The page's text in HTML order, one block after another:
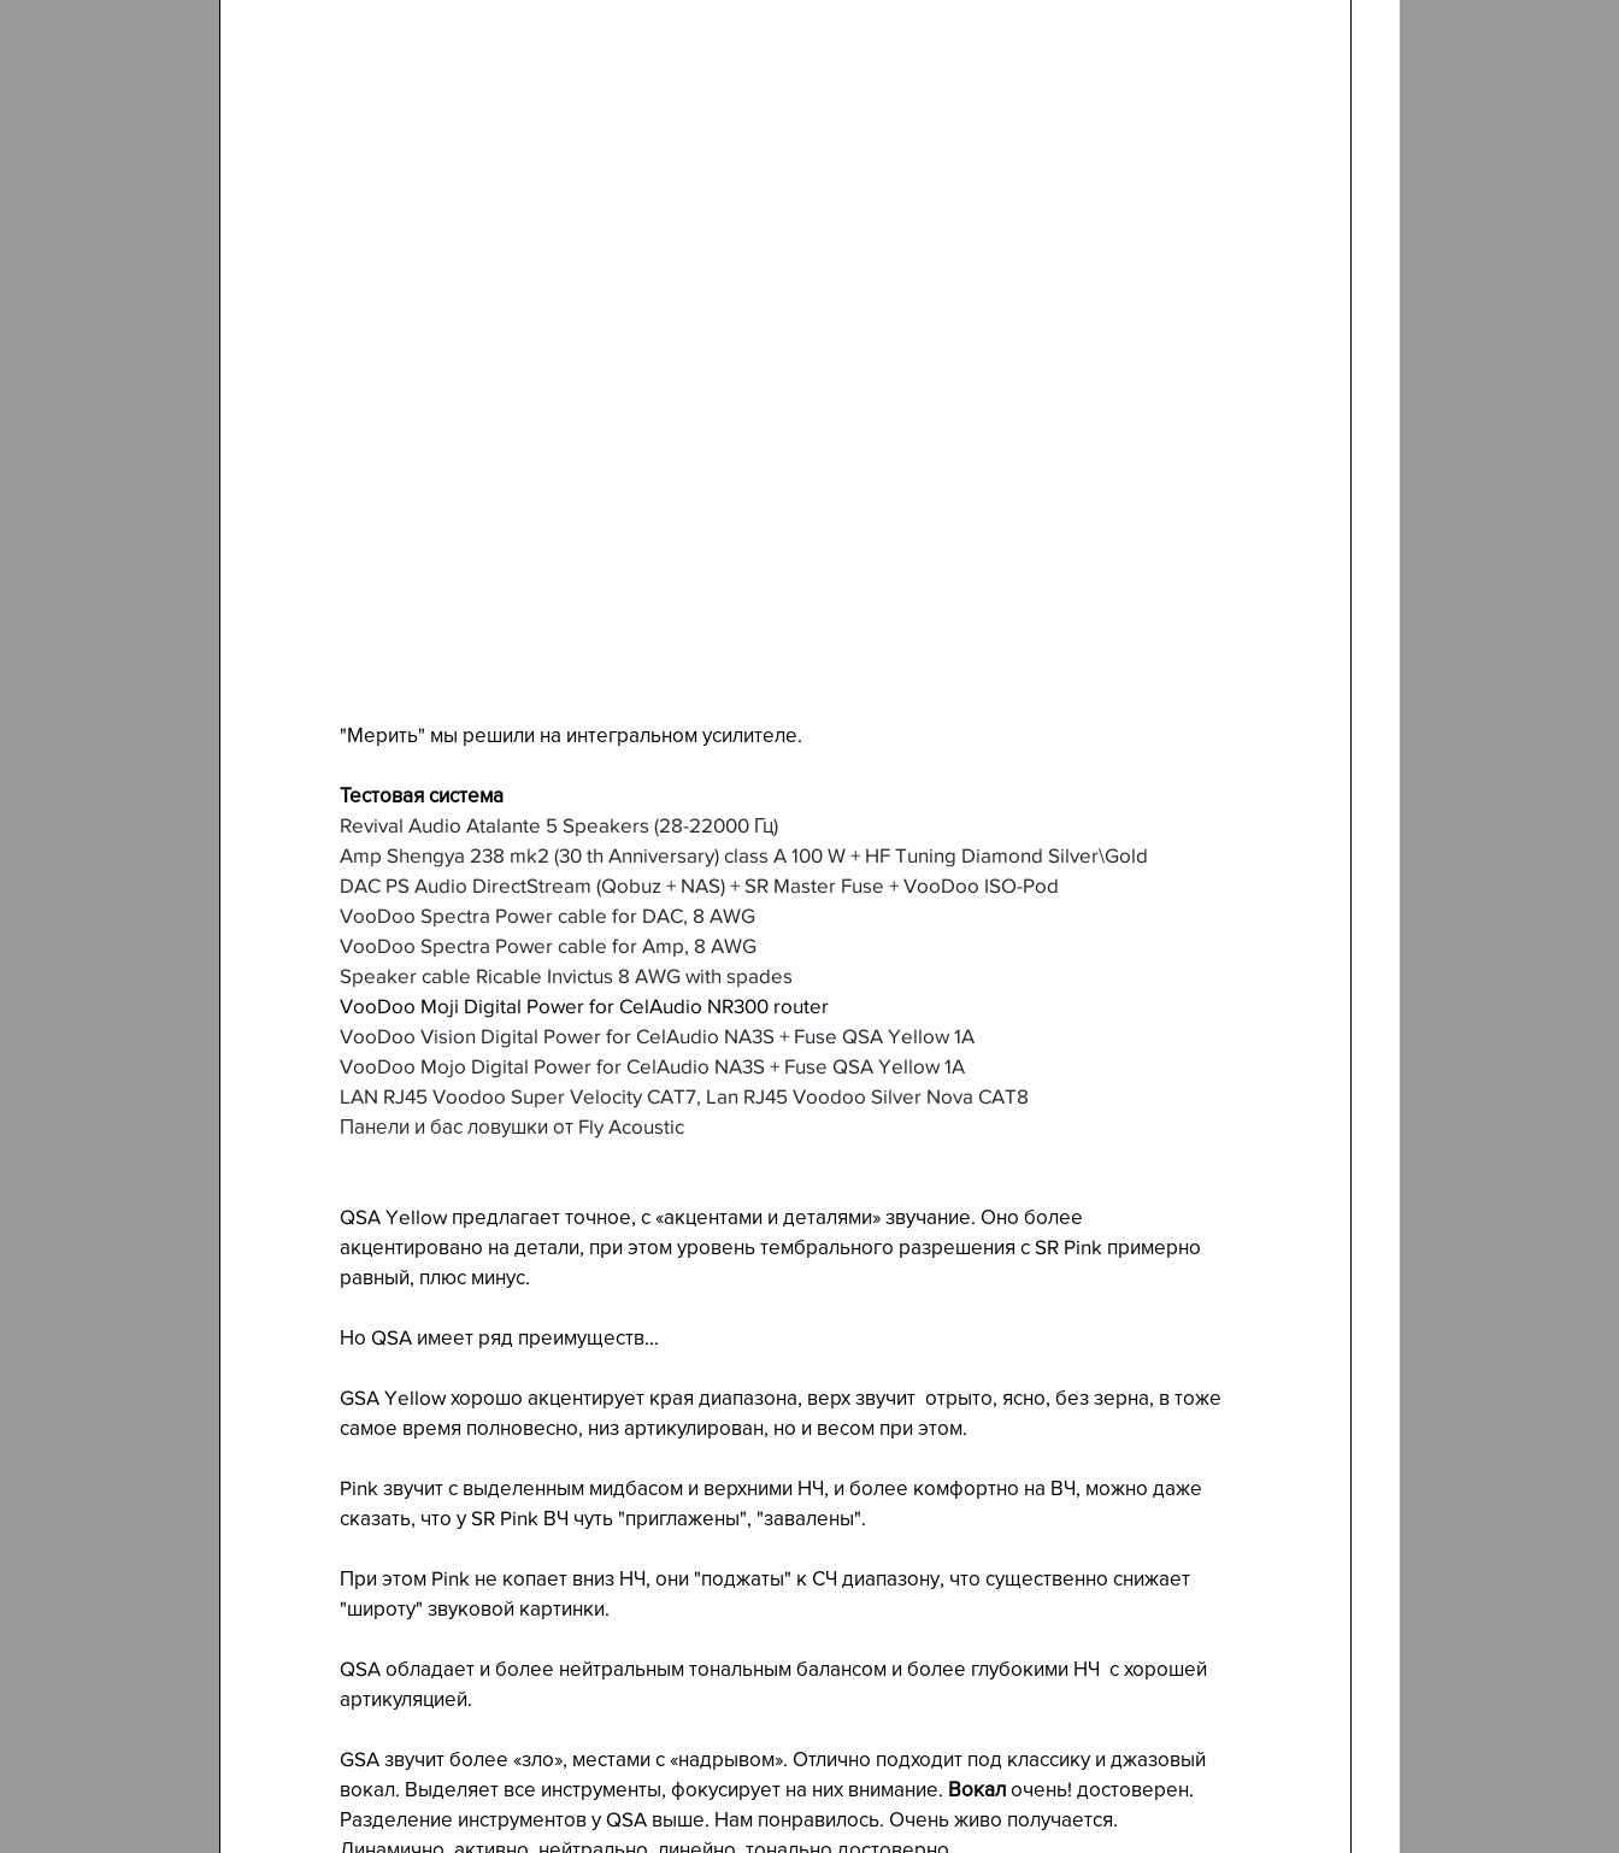
"Мерить" мы решили на интегральном усилителе.
Тестовая система
Revival Audio Atalante 5 Speakers (28-22000 Гц)
Amp Shengya 238 mk2 (30 th Anniversary) class A 100 W + HF Tuning Diamond Silver\Gold
DAC PS Audio DirectStream (Qobuz + NAS) + SR Master Fuse + VooDoo ISO-Pod
VooDoo Spectra Power cable for DAC, 8 AWG
VooDoo Spectra Power cable for Amp, 8 AWG
Speaker cable Ricable Invictus 8 AWG with spades
VooDoo Moji Digital Power for CelAudio NR300 router
VooDoo Vision Digital Power for CelAudio NA3S + Fuse QSA Yellow 1A
VooDoo Mojo Digital Power for CelAudio NA3S + Fuse QSA Yellow 1A
LAN RJ45 Voodoo Super Velocity CAT7, Lan RJ45 Voodoo Silver Nova CAT8
Панели и бас ловушки от Fly Acoustic
QSA Yellow предлагает точное, с «акцентами и деталями» звучание. Оно более
акцентировано на детали, при этом уровень тембрального разрешения с SR Pink примерно
равный, плюс минус.
Но QSA имеет ряд преимуществ...
GSA Yellow хорошо акцентирует края диапазона, верх звучит  отрыто, ясно, без зерна, в тоже
самое время полновесно, низ артикулирован, но и весом при этом.
Pink звучит с выделенным мидбасом и верхними НЧ, и более комфортно на ВЧ, можно даже
сказать, что у SR Pink ВЧ чуть "приглажены", "завалены".
При этом Pink не копает вниз НЧ, они "поджаты" к СЧ диапазону, что существенно снижает
"широту" звуковой картинки.
QSA обладает и более нейтральным тональным балансом и более глубокими НЧ  с хорошей
артикуляцией.
GSA звучит более «зло», местами с «надрывом». Отлично подходит под классику и джазовый
вокал. Выделяет все инструменты, фокусирует на них внимание. Вокал очень! достоверен.
Разделение инструментов у QSA выше. Нам понравилось. Очень живо получается.
Динамично, активно, нейтрально, линейно, тонально достоверно.